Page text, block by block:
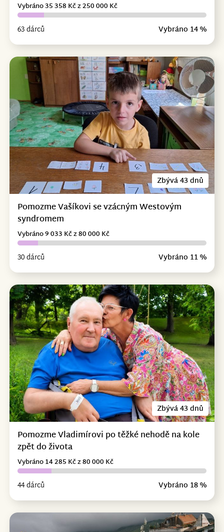
63 dárců Vybráno 14 %
Vybráno 35 358 Kč z 250 000 Kč
Zbývá 43 dnů
Pomozme Vašíkovi se vzácným Westovým
syndromem
30 dárců Vybráno 11 %
Vybráno 9 033 Kč z 80 000 Kč
Zbývá 43 dnů
Pomozme Vladimírovi po těžké nehodě na kole
zpět do života
44 dárců Vybráno 18 %
Vybráno 14 285 Kč z 80 000 Kč